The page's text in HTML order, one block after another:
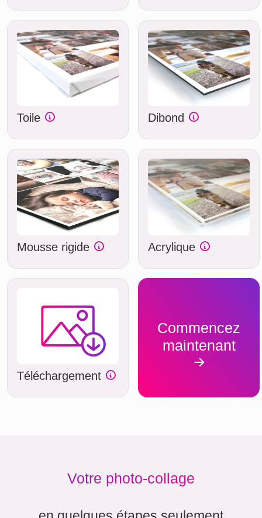
Toile Dibond
Mousse rigide Acrylique
Téléchargement
Commencez
maintenant
Votre photo-collage